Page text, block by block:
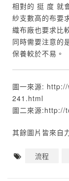
相對的 挺 度 就
紗支數高的布要
織布廠也要求比
同時需要注意的
保養較於不易。
圖一來源:
241.html
圖二來源
其餘圖片皆來自
流程